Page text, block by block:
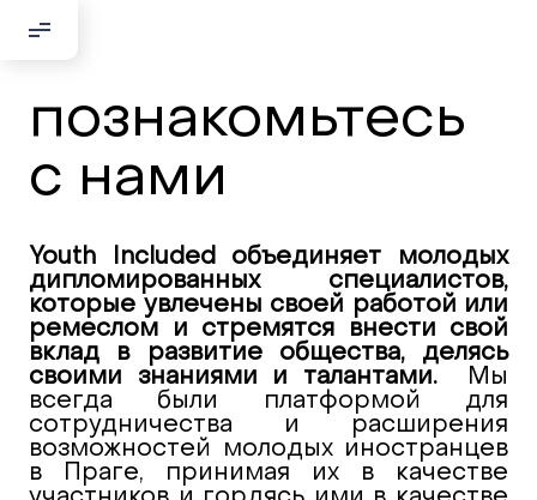
Если вы хотите с нами связаться,
пожалуйста, контактируйте нас:
Kontaktní e-mail:
youthincluded@gmail.com
Или в соцсети Telegram:
@Interkulturnipracepraha14
познакомьтесь
с нами
Youth Included объединяет молодых
дипломированных специалистов,
которые увлечены своей работой или
ремеслом и стремятся внести свой
вклад в развитие общества, делясь
своими знаниями и талантами.
Мы
всегда были платформой для
сотрудничества и расширения
возможностей молодых иностранцев
в Праге, принимая их в качестве